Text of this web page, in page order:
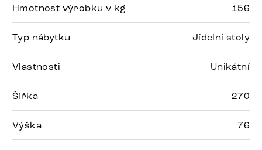
Hmotnost výrobku v kg 156
Typ nábytku Jídelní stoly
Vlastnosti Unikátní
Šířka 270
Výška 76